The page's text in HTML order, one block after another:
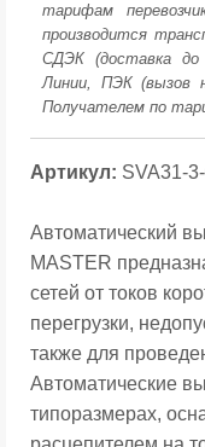
тарифам
производится
СДЭК (доставка до
Линии, ПЭК (вызов
Получателем по
Артикул: SVA31-
Автоматический
MASTER
сетей от токов
перегрузки,
также для
Автоматические
типоразмерах,